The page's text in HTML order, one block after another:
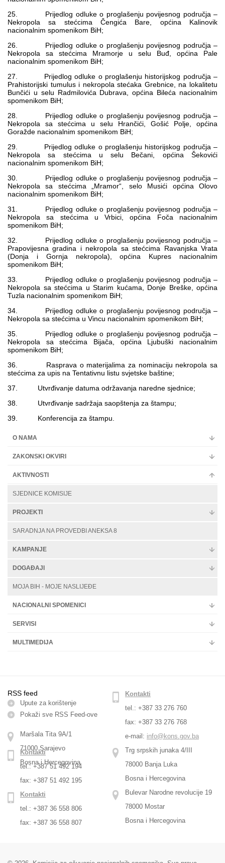
25. Prijedlog odluke o proglašenju povijesnog područja –
Nekropola sa stećcima Čengića Bare, općina Kalinovik
nacionalnim spomenikom BiH;
26. Prijedlog odluke o proglašenju povijesnog područja –
Nekropola sa stećcima Mramorje u selu Buđ, općina Pale
nacionalnim spomenikom BiH;
27. Prijedlog odluke o proglašenju historijskog područja –
Prahistorijski tumulus i nekropola stećaka Grebnice, na lokalitetu
Bunčići u selu Radmilovića Dubrava, općina Bileća nacionalnim
spomenikom BiH;
28. Prijedlog odluke o proglašenju povijesnog područja –
Nekropola sa stećcima u selu Hrančići, Gošić Polje, općina
Goražde nacionalnim spomenikom BiH;
29. Prijedlog odluke o proglašenju historijskog područja –
Nekropola sa stećcima u selu Bečani, općina Šekovići
nacionalnim spomenikom BiH;
30. Prijedlog odluke o proglašenju povijesnog područja –
Nekropola sa stećcima „Mramor“, selo Musići općina Olovo
nacionalnim spomenikom BiH;
31. Prijedlog odluke o proglašenju povijesnog područja –
Nekropola sa stećcima u Vrbici, općina Foča nacionalnim
spomenikom BiH;
32. Prijedlog odluke o proglašenju povijesnog područja –
Prapovijesna gradina i nekropola sa stećcima Ravanjska Vrata
(Donja i Gornja nekropola), općina Kupres nacionalnim
spomenikom BiH;
33. Prijedlog odluke o proglašenju povijesnog područja –
Nekropola sa stećcima u Starim kućama, Donje Breške, općina
Tuzla nacionalnim spomenikom BiH;
34. Prijedlog odluke o proglašenju povijesnog područja –
Nekropola sa stećcima u Vincu nacionalnim spomenikom BiH;
35. Prijedlog odluke o proglašenju povijesnog područja –
Nekropola sa stećcima Bijača, općina Ljubuški nacionalnim
spomenikom BiH;
36. Rasprava o materijalima za nominaciju nekropola sa
stećcima za upis na Tentativnu listu svjetske baštine;
37. Utvrđivanje datuma održavanja naredne sjednice;
38. Utvrđivanje sadržaja saopštenja za štampu;
39. Konferencija za štampu.
O NAMA
ZAKONSKI OKVIRI
AKTIVNOSTI
SJEDNICE KOMISIJE
PROJEKTI
SARADNJA NA PROVEDBI ANEKSA 8
KAMPANJE
DOGAĐAJI
MOJA BIH - MOJE NASLIJEĐE
NACIONALNI SPOMENICI
SERVISI
MULTIMEDIJA
RSS feed
Upute za korištenje
Pokaži sve RSS Feed-оve
Maršala Tita 9A/1
71000 Sarajevo
Bosna i Hercegovina
Kontakti
tel.: +387 33 276 760
fax: +387 33 276 768
e-mail: info@kons.gov.ba
Trg srpskih junaka 4/III
78000 Banja Luka
Bosna i Hercegovina
Kontakti
tel.: +387 51 492 194
fax: +387 51 492 195
Bulevar Narodne revolucije 19
78000 Mostar
Bosna i Hercegovina
Kontakti
tel.: +387 36 558 806
fax: +387 36 558 807